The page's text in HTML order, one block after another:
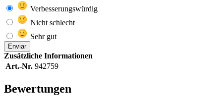
Verbesserungswürdig
Nicht schlecht
Sehr gut
Enviar
Zusätzliche Informationen
Art.-Nr. 942759
Bewertungen